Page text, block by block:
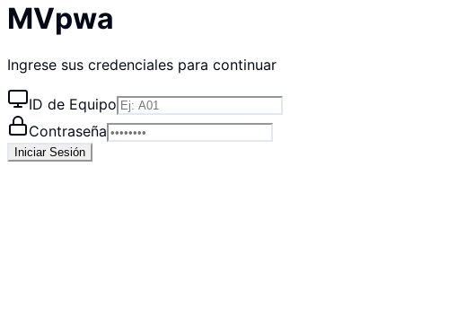
MVpwa
Ingrese sus credenciales para continuar
ID de Equipo
Contraseña
Iniciar Sesión